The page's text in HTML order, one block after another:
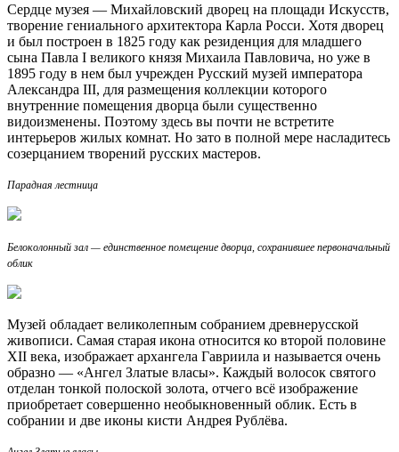
Сердце музея — Михайловский дворец на площади Искусств,
творение гениального архитектора Карла Росси. Хотя дворец
и был построен в 1825 году как резиденция для младшего
сына Павла I великого князя Михаила Павловича, но уже в
1895 году в нем был учрежден Русский музей императора
Александра III, для размещения коллекции которого
внутренние помещения дворца были существенно
видоизменены. Поэтому здесь вы почти не встретите
интерьеров жилых комнат. Но зато в полной мере насладитесь
созерцанием творений русских мастеров.
Парадная лестница
Белоколонный зал — единственное помещение дворца, сохранившее первоначальный
облик
Музей обладает великолепным собранием древнерусской
живописи. Самая старая икона относится ко второй половине
XII века, изображает архангела Гавриила и называется очень
образно — «Ангел Златые власы». Каждый волосок святого
отделан тонкой полоской золота, отчего всё изображение
приобретает совершенно необыкновенный облик. Есть в
собрании и две иконы кисти Андрея Рублёва.